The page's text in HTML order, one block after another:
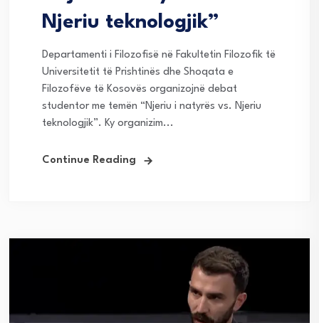
Njeriu teknologjik”
Departamenti i Filozofisë në Fakultetin Filozofik të
Universitetit të Prishtinës dhe Shoqata e
Filozofëve të Kosovës organizojnë debat
studentor me temën “Njeriu i natyrës vs. Njeriu
teknologjik”. Ky organizim...
Continue Reading